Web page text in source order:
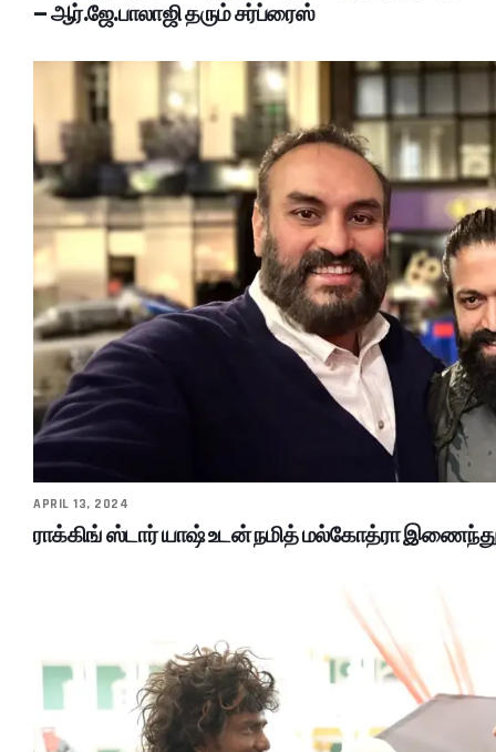
– ஆர்.ஜே.பாலாஜி தரும் சர்ப்ரைஸ்
APRIL 13, 2024
ராக்கிங் ஸ்டார் யாஷ் உடன் நமித் மல்கோத்ரா